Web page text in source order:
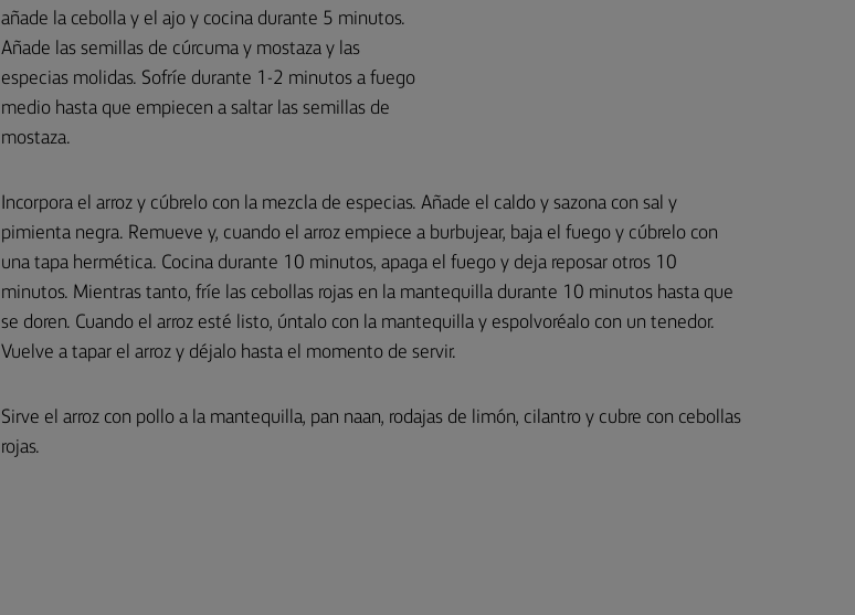
añade la cebolla y el ajo y cocina durante 5 minutos.
Añade las semillas de cúrcuma y mostaza y las
especias molidas. Sofríe durante 1-2 minutos a fuego
medio hasta que empiecen a saltar las semillas de
mostaza.
Incorpora el arroz y cúbrelo con la mezcla de especias. Añade el caldo y sazona con sal y
pimienta negra. Remueve y, cuando el arroz empiece a burbujear, baja el fuego y cúbrelo con
una tapa hermética. Cocina durante 10 minutos, apaga el fuego y deja reposar otros 10
minutos. Mientras tanto, fríe las cebollas rojas en la mantequilla durante 10 minutos hasta que
se doren. Cuando el arroz esté listo, úntalo con la mantequilla y espolvoréalo con un tenedor.
Vuelve a tapar el arroz y déjalo hasta el momento de servir.
Sirve el arroz con pollo a la mantequilla, pan naan, rodajas de limón, cilantro y cubre con cebollas
rojas.